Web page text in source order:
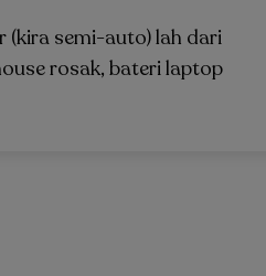
(kira semi-auto) lah dari
rosak, bateri laptop